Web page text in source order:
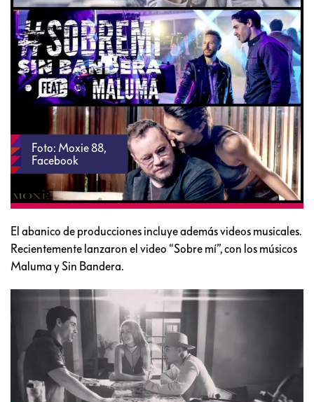
Foto: Moxie 88,
Facebook
El abanico de producciones incluye además videos musicales.
Recientemente lanzaron el video “Sobre mí”, con los músicos
Maluma y Sin Bandera.